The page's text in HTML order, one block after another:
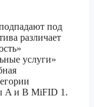
под
различает
услуги»
A и B MiFID 1.